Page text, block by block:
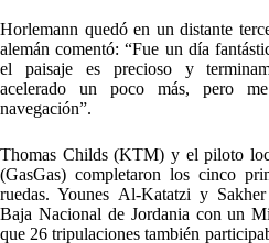
Horlemann quedó en un distante
alemán comentó: “Fue un día
el paisaje es precioso y
acelerado un poco más, pero
navegación”.
Thomas Childs (KTM) y el piloto
(GasGas) completaron los cinco
ruedas. Younes Al-Katatzi y
Baja Nacional de Jordania con un
que 26 tripulaciones también